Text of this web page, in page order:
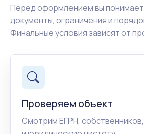
Перед оформлением вы
документы, ограничения и
Финальные условия зависят от
Проверяем объект
Смотрим ЕГРН,